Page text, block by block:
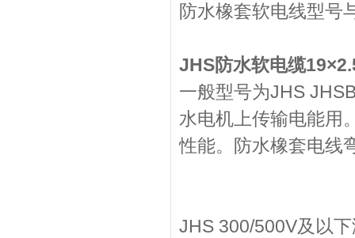
防水橡套软电线型号
JHS防水软电缆
一般型号为JHS
水电机上传输电能用
性能。防水橡套电线
JHS 300/500V及以